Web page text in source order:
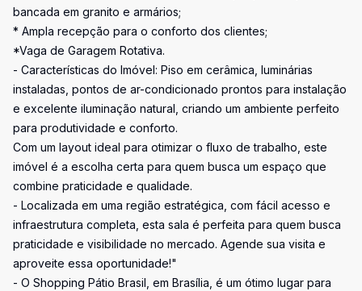
bancada em granito e armários;
* Ampla recepção para o conforto dos clientes;
*Vaga de Garagem Rotativa.
- Características do Imóvel: Piso em cerâmica, luminárias
instaladas, pontos de ar-condicionado prontos para instalação
e excelente iluminação natural, criando um ambiente perfeito
para produtividade e conforto.
Com um layout ideal para otimizar o fluxo de trabalho, este
imóvel é a escolha certa para quem busca um espaço que
combine praticidade e qualidade.
- Localizada em uma região estratégica, com fácil acesso e
infraestrutura completa, esta sala é perfeita para quem busca
praticidade e visibilidade no mercado. Agende sua visita e
aproveite essa oportunidade!"
- O Shopping Pátio Brasil, em Brasília, é um ótimo lugar para